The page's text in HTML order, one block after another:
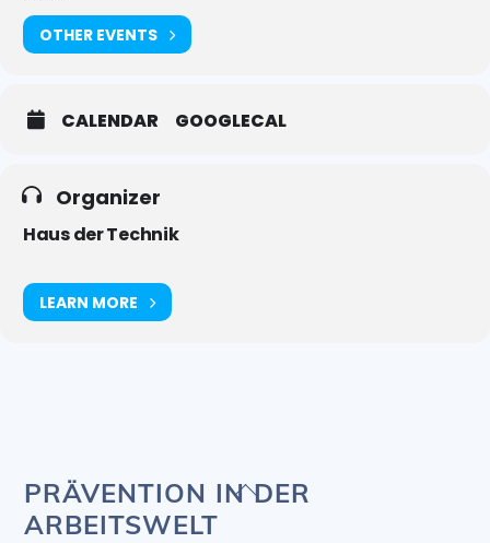
OTHER EVENTS
CALENDAR GOOGLECAL
Organizer
Haus der Technik
LEARN MORE
Back
PRÄVENTION IN DER
ARBEITSWELT